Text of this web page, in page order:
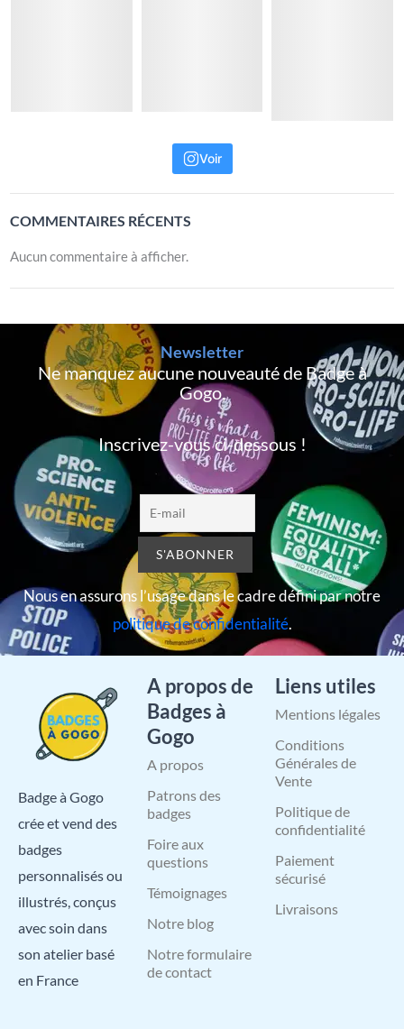
Voir
COMMENTAIRES RÉCENTS
Aucun commentaire à afficher.
Newsletter
Ne manquez aucune nouveauté de Badge à
Gogo,
Inscrivez-vous ci-dessous !
Nous en assurons l’usage dans le cadre défini par notre
politique de confidentialité.
Badge à Gogo
crée et vend des
badges
personnalisés ou
illustrés, conçus
avec soin dans
son atelier basé
en France
A propos de
Badges à
Gogo
A propos
Patrons des
badges
Foire aux
questions
Témoignages
Notre blog
Notre formulaire
de contact
Liens utiles
Mentions légales
Conditions
Générales de
Vente
Politique de
confidentialité
Paiement
sécurisé
Livraisons